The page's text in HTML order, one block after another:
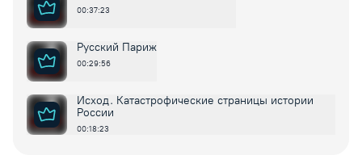
00:37:23
Русский Париж
00:29:56
Исход. Катастрофические страницы истории
России
00:18:23